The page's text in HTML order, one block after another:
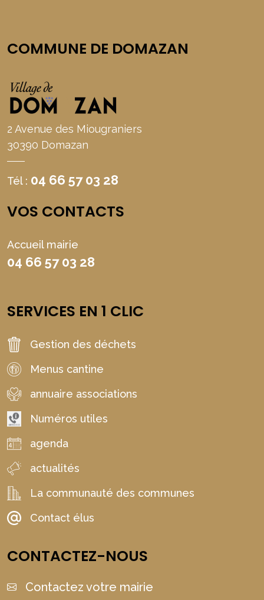
COMMUNE DE DOMAZAN
2 Avenue des Miougraniers
30390 Domazan
Tél : 04 66 57 03 28
VOS CONTACTS
Accueil mairie
04 66 57 03 28
SERVICES EN 1 CLIC
Gestion des déchets
Menus cantine
annuaire associations
Numéros utiles
agenda
actualités
La communauté des communes
Contact élus
CONTACTEZ-NOUS
Contactez votre mairie